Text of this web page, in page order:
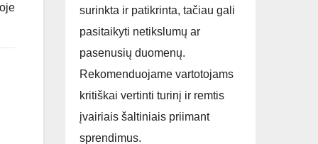
surinkta ir patikrinta, tačiau gali
pasitaikyti netikslumų ar
pasenusių duomenų.
Rekomenduojame vartotojams
kritiškai vertinti turinį ir remtis
įvairiais šaltiniais priimant
sprendimus.